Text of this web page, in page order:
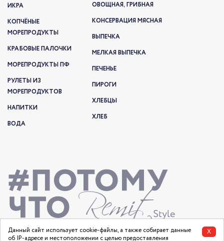
ИКРА
КОПЧЁНЫЕ
МОРЕПРОДУКТЫ
КРАБОВЫЕ ПАЛОЧКИ
МОРЕПРОДУКТЫ ПФ
РУЛЕТЫ ИЗ
МОРЕПРОДУКТОВ
НАПИТКИ
ВОДА
ОВОЩНАЯ, ГРИБНАЯ
КОНСЕРВАЦИЯ МЯСНАЯ
ВЫПЕЧКА
МЕЛКАЯ ВЫПЕЧКА
ПЕЧЕНЬЕ
ПИРОГИ
ХЛЕБЦЫ
ХЛЕБ
X
Данный сайт использует cookie-файлы, а также собирает данные
об IP-адресе и местоположении с целью предоставления